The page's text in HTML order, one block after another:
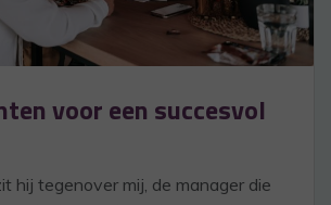
voor een succesvol
hij tegenover mij, de manager die